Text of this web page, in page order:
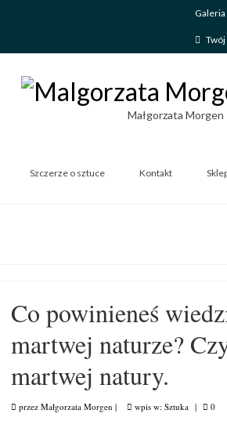
Galeria
Małgorzata Morgen
Szczerze o sztuce Kontakt
Co powinieneś
martwej naturze?
martwej natury.
przezMałgorzata Morgen | wpis w:Sztuka | 0